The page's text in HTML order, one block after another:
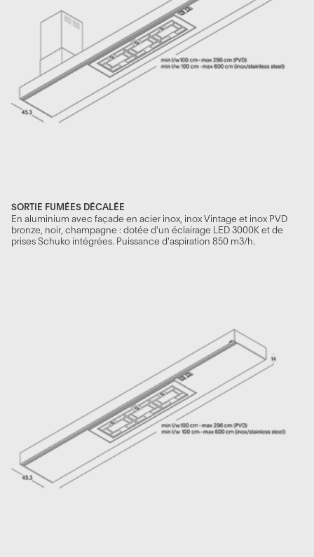
SORTIE FUMÉES DÉCALÉE
En aluminium avec façade en acier inox, inox Vintage et inox PVD
bronze, noir, champagne : dotée d'un éclairage LED 3000K et de
prises Schuko intégrées. Puissance d'aspiration 850 m3/h.